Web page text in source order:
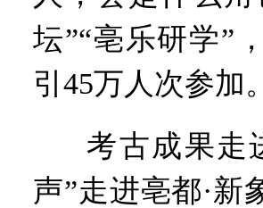
坛”“亳乐研学”
引45万人次参加。
考古成果走
声”走进亳都·新